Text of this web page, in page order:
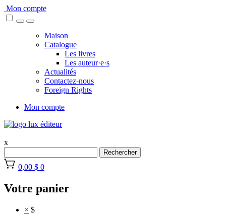
Skip
to
Mon compte
Maison
Catalogue
Les livres
Les auteur·e·s
Actualités
Contactez-nous
Foreign Rights
Mon compte
x
Rechercher
0,00 $ 0
Votre panier
× $